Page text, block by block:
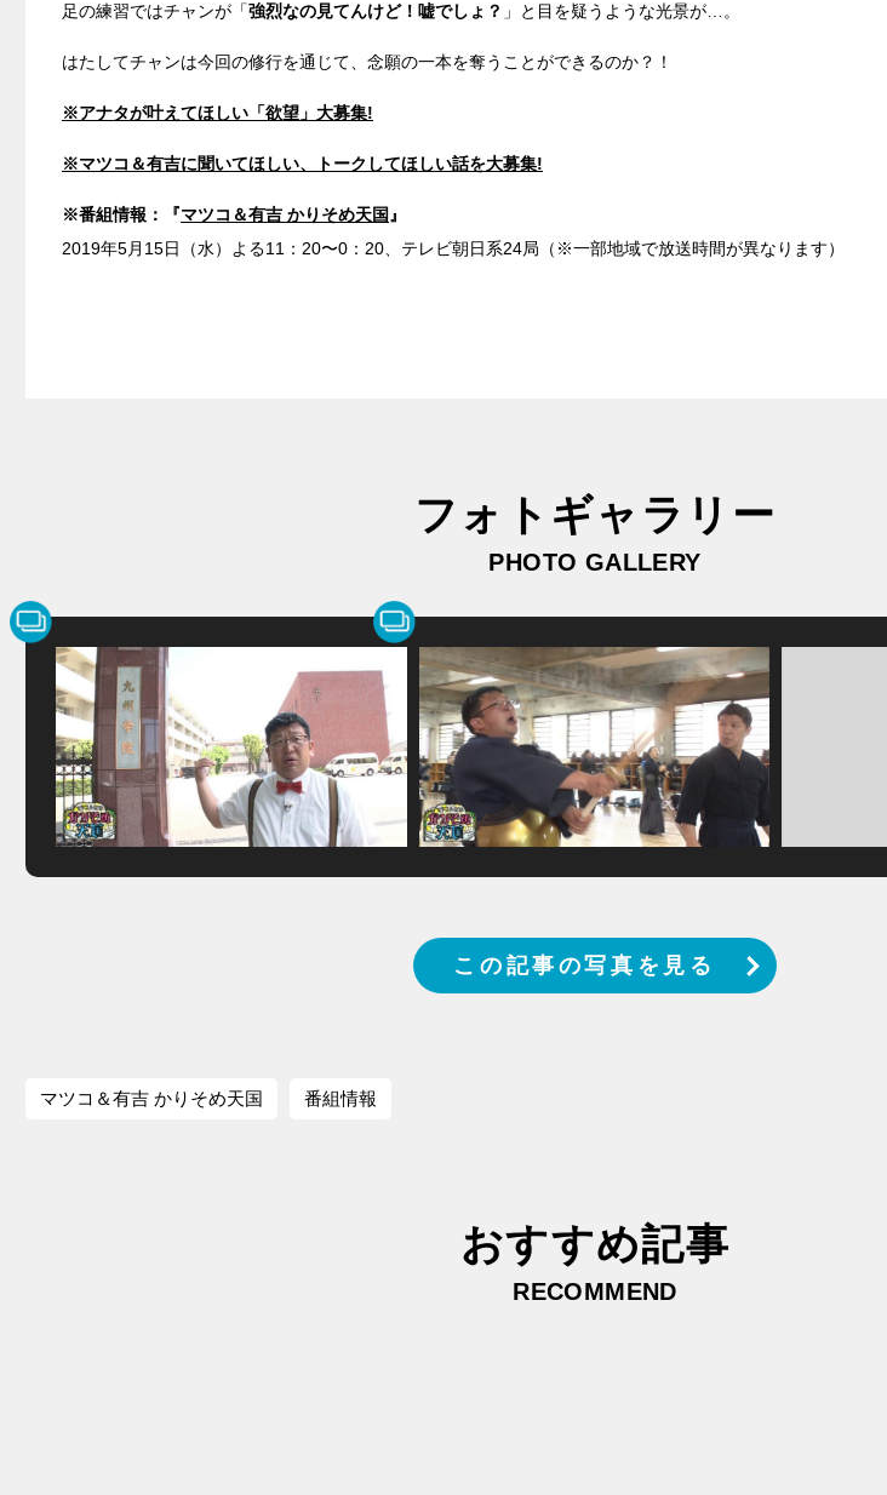
足の練習ではチャンが「強烈なの見てんけど！嘘でしょ？ 」と目を疑うような光景が…。
はたしてチャンは今回の修行を通じて、念願の一本を奪うことができるのか？！
※アナタが叶えてほしい「欲望」大募集!
※マツコ＆有吉に聞いてほしい、トークしてほしい話を大募集!
※番組情報：『マツコ＆有吉 かりそめ天国 』
2019年5月15日（水）よる11：20〜0：20、テレビ朝日系24局（※一部地域で放送時間が異なります）
フォトギャラリー
PHOTO GALLERY
この記事の写真を見る
マツコ＆有吉 かりそめ天国 番組情報
おすすめ記事
RECOMMEND